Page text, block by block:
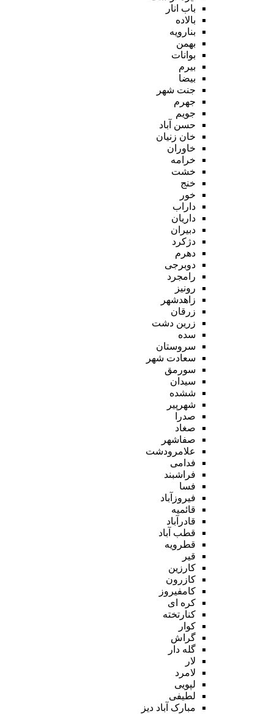
باب انار
بالاده
بنارویه
بهمن
بوانات
بیرم
بیضا
جنت شهر
جهرم
جویم
حسن آباد
خان زنیان
خاوران
خرامه
خشت
خنج
خور
داراب
داریان
دبیران
دژکرد
دهرم
دوبرجی
رامجرد
رونیز
زاهدشهر
زرقان
زرین دشت
سده
سروستان
سعادت شهر
سورمق
سیدان
ششده
شهرپیر
صدرا
صغاد
صفاشهر
علامرودشت
فدامی
فراشبند
فسا
فیروزآباد
قائمیه
قادرآباد
قطب آباد
قطرویه
قیر
کارزین
کازرون
کامفیروز
کره ای
کنارتخته
کوار
گراش
گله دار
لار
لامرد
لپویی
لطیفی
مبارک آباد دیز